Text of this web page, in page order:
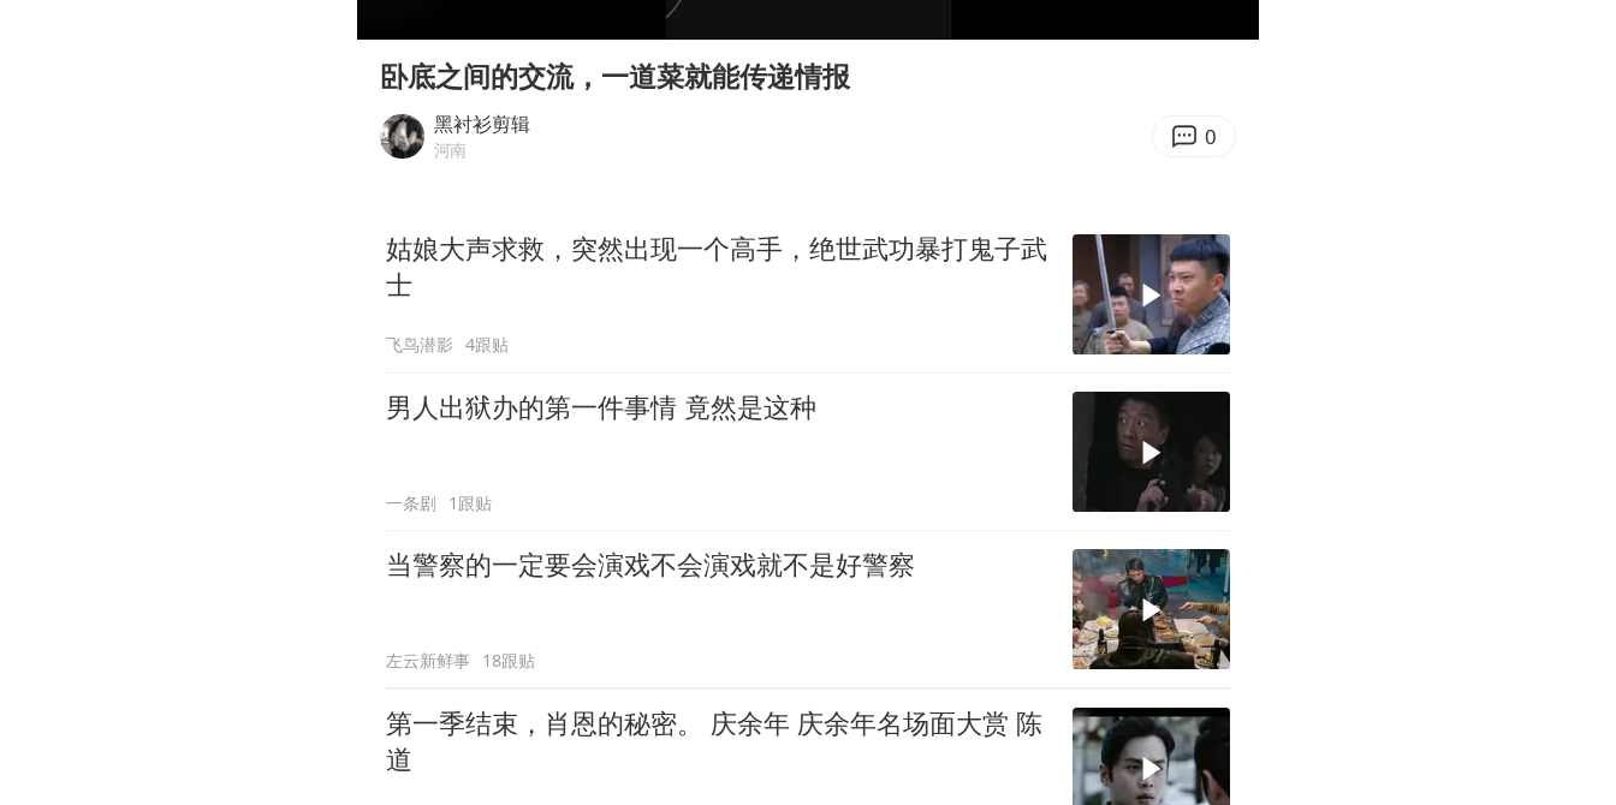
卧底之间的交流，一道菜就能传递情报
黑衬衫剪辑
河南 0
姑娘大声求救，突然出现一个高手，绝世武功暴打鬼子武
士
飞鸟潜影 4跟贴
男人出狱办的第一件事情 竟然是这种
一条剧 1跟贴
当警察的一定要会演戏不会演戏就不是好警察
左云新鲜事 18跟贴
第一季结束，肖恩的秘密。 庆余年 庆余年名场面大赏 陈
道